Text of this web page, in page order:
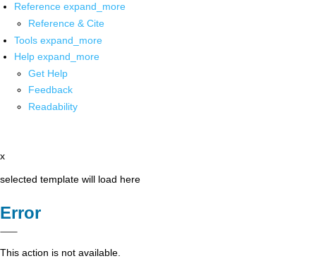
Reference expand_more
Reference & Cite
Tools expand_more
Help expand_more
Get Help
Feedback
Readability
x
selected template will load here
Error
This action is not available.